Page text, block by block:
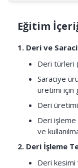
Eğitim
1. Deri ve
Deri türleri
Saraciye
üretimi için
Deri
Deri
ve
2. Deri İşleme
Deri kesimi